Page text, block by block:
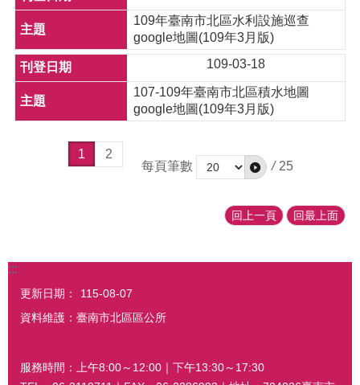
109年臺南市北區水利設施巡查
google地圖(109年3月版)
109-03-18
107-109年臺南市北區積水地圖
google地圖(109年3月版)
1
2
每頁筆數
/ 25
回上一頁 回最上面
:::
更新日期：
115-08-07
資料維護：臺南市北區區公所
服務時間：上午8:00～12:00｜下午13:30～17:30